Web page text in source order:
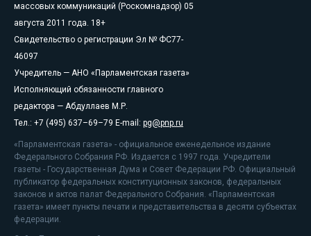
массовых коммуникаций (Роскомнадзор) 05
августа 2011 года. 18+
Свидетельство о регистрации Эл № ФС77-
46097
Учредитель — АНО «Парламентская газета»
Исполняющий обязанности главного
редактора — Абдуллаев М.Р.
Тел.: +7 (495) 637–69–79 E-mail: pg@pnp.ru
«Парламентская газета» - официальное еженедельное издание
Федерального Собрания РФ. Издается с 1997 года. Учредители
газеты - Государственная Дума и Совет Федерации РФ. Официальный
публикатор федеральных конституционных законов, федеральных
законов и актов палат Федерального Собрания. «Парламентская
газета» имеет пункты печати и представительства в десяти субъектах
федерации.